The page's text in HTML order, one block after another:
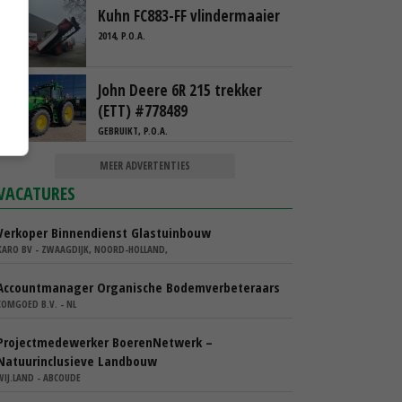
Kuhn FC883-FF vlindermaaier
2014, P.O.A.
John Deere 6R 215 trekker
(ETT) #778489
GEBRUIKT, P.O.A.
MEER ADVERTENTIES
Binnendienst Glastuinbouw
BV - ZWAAGDIJK, NOORD-HOLLAND,
Organische Bodemverbeteraars
B.V. - NL
BoerenNetwerk –
Landbouw
- ABCOUDE